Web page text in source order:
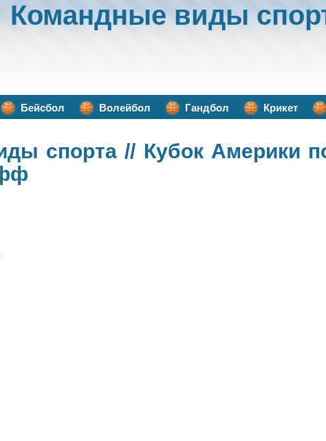
Командные виды
Бейсбол Волейбол Гандбол Крикет
спорта // Кубок Америки